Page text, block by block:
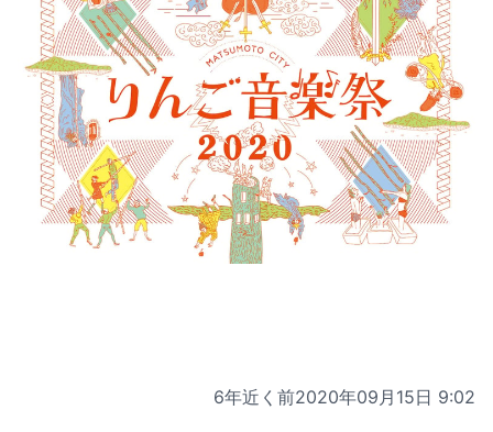
6年近く前2020年09月15日 9:02